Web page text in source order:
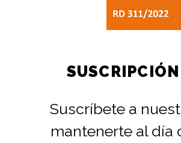
Suscríbete a
mantenerte al día